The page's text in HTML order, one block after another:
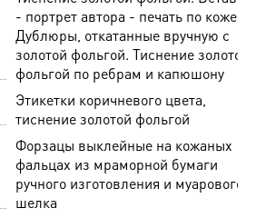
- портрет автора - печать по коже.
Дублюры, откатанные вручную с
золотой фольгой. Тиснение золотой
фольгой по ребрам и капюшону
Этикетки коричневого цвета,
тиснение золотой фольгой
Форзацы выклейные на кожаных
фальцах из мраморной бумаги
ручного изготовления и муарового
шелка